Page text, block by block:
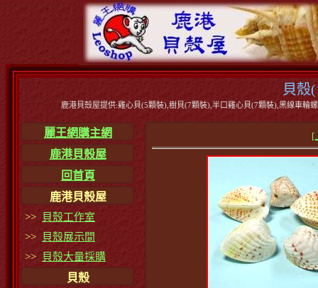
貝殼
鹿港貝殼屋提供:雞心貝(5顆裝),樹貝(7顆裝),半口雞心貝(7顆裝),黑線車輪
麗王網購主網
鹿港貝殼屋
回首頁
鹿港貝殼屋
>>
貝殼工作室
>> 貝殼展示間
>>
貝殼大量採購
貝殼
[